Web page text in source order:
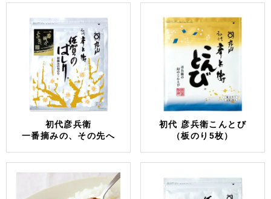
初代彦兵衛
一番摘みの、その先へ
初代 彦兵衛こんとび
（板のり5枚）